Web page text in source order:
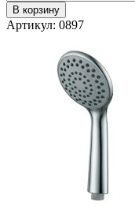
В корзину
Артикул: 0897